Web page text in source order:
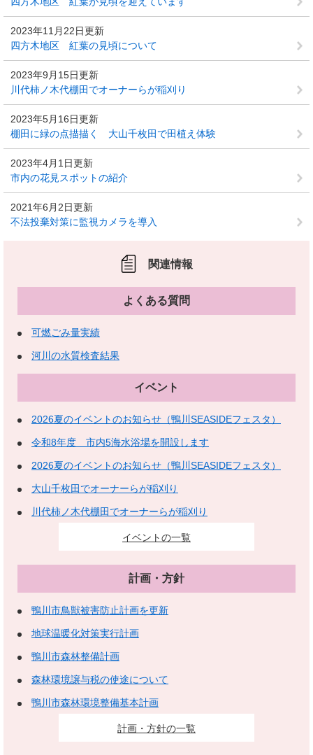
2023年11月22日更新
四方木地区 紅葉の見頃について
2023年9月15日更新
川代柿ノ木代棚田でオーナーらが稲刈り
2023年5月16日更新
棚田に緑の点描描く 大山千枚田で田植え体験
2023年4月1日更新
市内の花見スポットの紹介
2021年6月2日更新
不法投棄対策に監視カメラを導入
関連情報
よくある質問
可燃ごみ量実績
河川の水質検査結果
イベント
2026夏のイベントのお知らせ（鴨川SEASIDEフェスタ）
令和8年度 市内5海水浴場を開設します
2026夏のイベントのお知らせ（鴨川SEASIDEフェスタ）
大山千枚田でオーナーらが稲刈り
川代柿ノ木代棚田でオーナーらが稲刈り
イベントの一覧
計画・方針
鴨川市鳥獣被害防止計画を更新
地球温暖化対策実行計画
鴨川市森林整備計画
森林環境譲与税の使途について
鴨川市森林環境整備基本計画
計画・方針の一覧